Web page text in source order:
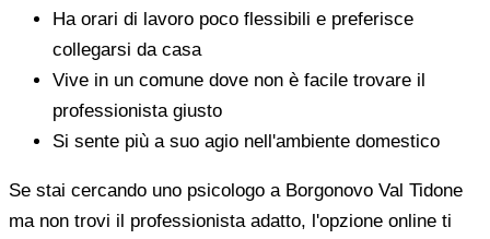
Ha orari di lavoro poco flessibili e preferisce
collegarsi da casa
Vive in un comune dove non è facile trovare il
professionista giusto
Si sente più a suo agio nell'ambiente domestico
Se stai cercando uno psicologo a Borgonovo Val Tidone
ma non trovi il professionista adatto, l'opzione online ti